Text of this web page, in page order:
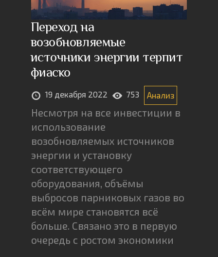
Переход на
возобновляемые
источники энергии терпит
фиаско
19 декабря 2022 753 Анализ
Несмотря на все инвестиции в
использование
возобновляемых источников
энергии и установку
соответствующего
оборудования, объёмы
выбросов парниковых газов во
всём мире становятся всё
больше. Связано это в первую
очередь с ростом экономики